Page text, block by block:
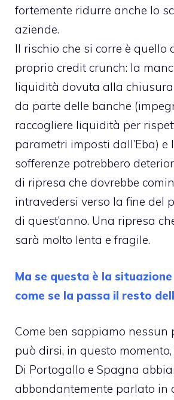
fortemente ridurre anche lo
aziende.
Il rischio che si corre è quello
proprio credit crunch: la
liquidità dovuta alla
da parte delle banche
raccogliere liquidità per
parametri imposti dall’Eba) e
sofferenze potrebbero
di ripresa che dovrebbe
intravedersi verso la fine del
di quest’anno. Una ripresa
sarà molto lenta e fragile.
Ma se questa è la
come se la passa il resto
Come ben sappiamo nessun
può dirsi, in questo
Di Portogallo e Spagna
abbondantemente parlato in